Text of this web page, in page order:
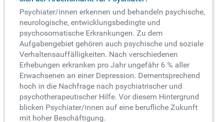
Psychiater/innen erkennen und behandeln psychische,
neurologische, entwicklungsbedingte und
psychosomatische Erkrankungen. Zu dem
Aufgabengebiet gehören auch psychische und soziale
Verhaltensauffälligkeiten. Nach verschiedenen
Erhebungen erkranken pro Jahr ungefähr 6 % aller
Erwachsenen an einer Depression. Dementsprechend
hoch in die Nachfrage nach psychiatrischer und
psychotherapeutischer Hilfe. Vor diesem Hintergrund
blicken Psychiater/innen auf eine berufliche Zukunft
mit hoher Beschäftigung.